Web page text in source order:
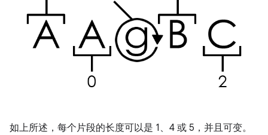
如上所述，每个片段的长度可以是 1、4 或 5，并且可变。